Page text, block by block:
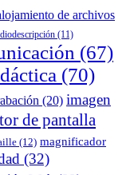
de archivos
(11)
(67)
(70)
(20) imagen
de pantalla
(12) magnificador
(32)